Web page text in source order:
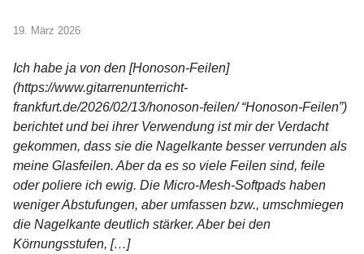
19. März 2026
Ich habe ja von den [Honoson-Feilen]
(https://www.gitarrenunterricht-
frankfurt.de/2026/02/13/honoson-feilen/ “Honoson-Feilen”)
berichtet und bei ihrer Verwendung ist mir der Verdacht
gekommen, dass sie die Nagelkante besser verrunden als
meine Glasfeilen. Aber da es so viele Feilen sind, feile
oder poliere ich ewig. Die Micro-Mesh-Softpads haben
weniger Abstufungen, aber umfassen bzw., umschmiegen
die Nagelkante deutlich stärker. Aber bei den
Körnungsstufen, […]